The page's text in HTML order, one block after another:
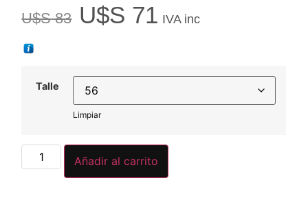
U$S83 U$S 71 IVA inc
Talle
Limpiar
Añadir al carrito